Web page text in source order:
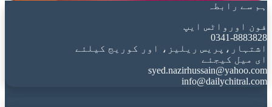
ہم سے رابطہ
فون اورواٹس ایپ
0341-8883828
اشتہار،پریس ریلیز، اور کوریج کیلئے
ای میل کیجئے
syed.nazirhussain@yahoo.com
info@dailychitral.com